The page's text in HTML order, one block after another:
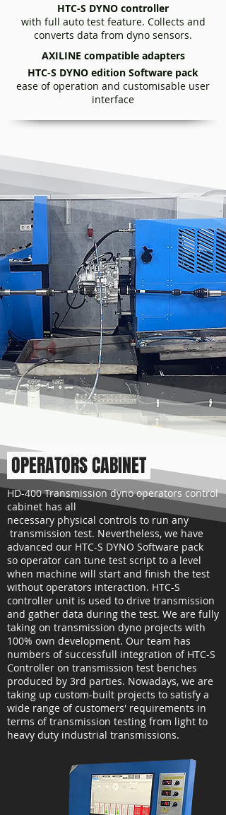
HTC-S DYNO controller
with full auto test feature. Collects and
converts data from dyno sensors.
AXILINE compatible adapters
HTC-S DYNO edition Software pack
ease of operation and customisable user
interface
OPERATORS CABINET
HD-400 Transmission dyno operators control
cabinet has all
necessary physical controls to run any
transmission test. Nevertheless, we have
advanced our HTC-S DYNO Software pack
so operator can tune test script to a level
when machine will start and finish the test
without operators interaction. HTC-S
controller unit is used to drive transmission
and gather data during the test. We are fully
taking on transmission dyno projects with
100% own development. Our team has
numbers of successfull integration of HTC-S
Controller on transmission test benches
produced by 3rd parties. Nowadays, we are
taking up custom-built projects to satisfy a
wide range of customers' requirements in
terms of transmission testing from light to
heavy duty industrial transmissions.